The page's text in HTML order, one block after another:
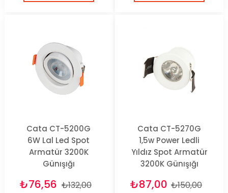
Cata CT-5200G
6W Lal Led Spot
Armatür 3200K
Günışığı
₺76,56 ₺132,00
Cata CT-5270G
1,5w Power Ledli
Yıldız Spot Armatür
3200K Günışığı
₺87,00 ₺150,00